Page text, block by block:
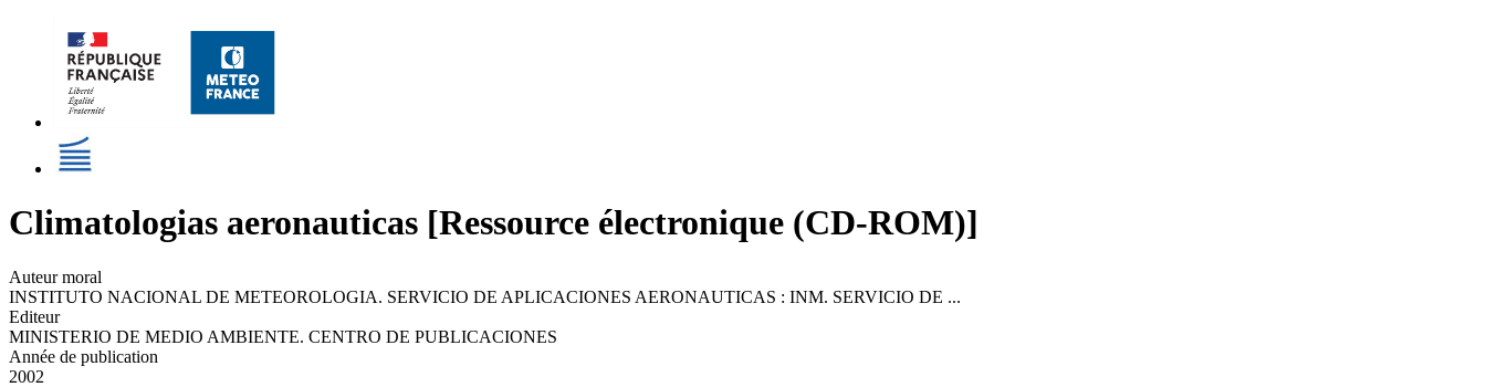
Climatologias aeronauticas [Ressource électronique (CD-ROM)]
Auteur moral
INSTITUTO NACIONAL DE METEOROLOGIA. SERVICIO DE APLICACIONES AERONAUTICAS : INM. SERVICIO DE ...
Editeur
MINISTERIO DE MEDIO AMBIENTE. CENTRO DE PUBLICACIONES
Année de publication
2002